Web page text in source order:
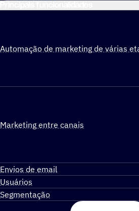
Automação de marketing de várias
Marketing entre canais
Envios de email
Usuários
Segmentação